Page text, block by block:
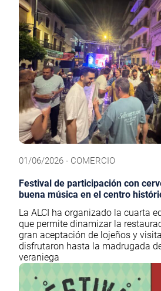
01/06/2026 - COMERCIO
Festival de participación con
buena música en el centro
La ALCI ha organizado la cuarta
que permite dinamizar la
gran aceptación de lojeños y
disfrutaron hasta la madrugada
veraniega